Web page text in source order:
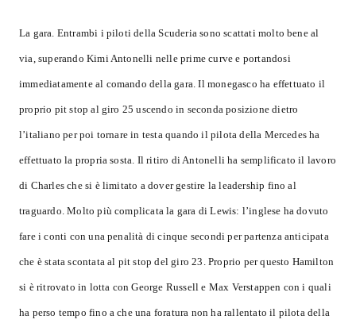
La gara. Entrambi i piloti della Scuderia sono scattati molto bene al
via, superando Kimi Antonelli nelle prime curve e portandosi
immediatamente al comando della gara. Il monegasco ha effettuato il
proprio pit stop al giro 25 uscendo in seconda posizione dietro
l’italiano per poi tornare in testa quando il pilota della Mercedes ha
effettuato la propria sosta. Il ritiro di Antonelli ha semplificato il lavoro
di Charles che si è limitato a dover gestire la leadership fino al
traguardo. Molto più complicata la gara di Lewis: l’inglese ha dovuto
fare i conti con una penalità di cinque secondi per partenza anticipata
che è stata scontata al pit stop del giro 23. Proprio per questo Hamilton
si è ritrovato in lotta con George Russell e Max Verstappen con i quali
ha perso tempo fino a che una foratura non ha rallentato il pilota della